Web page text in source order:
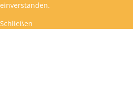
einverstanden.
Schließen